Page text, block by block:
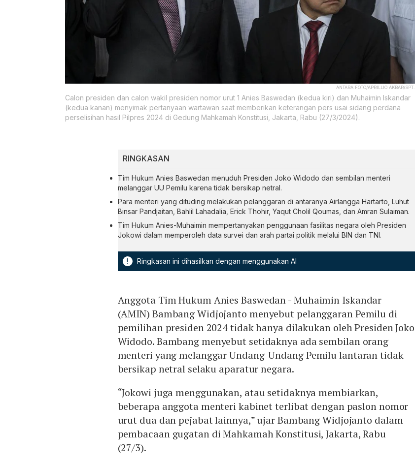
ANTARA FOTO/APRILLIO AKBAR/SPT.
Calon presiden dan calon wakil presiden nomor urut 1 Anies Baswedan (kedua kiri) dan Muhaimin Iskandar
(kedua kanan) menyimak pertanyaan wartawan saat memberikan keterangan pers usai sidang perdana
perselisihan hasil Pilpres 2024 di Gedung Mahkamah Konstitusi, Jakarta, Rabu (27/3/2024).
RINGKASAN
Tim Hukum Anies Baswedan menuduh Presiden Joko Widodo dan sembilan menteri
melanggar UU Pemilu karena tidak bersikap netral.
Para menteri yang dituding melakukan pelanggaran di antaranya Airlangga Hartarto, Luhut
Binsar Pandjaitan, Bahlil Lahadalia, Erick Thohir, Yaqut Cholil Qoumas, dan Amran Sulaiman.
Tim Hukum Anies-Muhaimin mempertanyakan penggunaan fasilitas negara oleh Presiden
Jokowi dalam memperoleh data survei dan arah partai politik melalui BIN dan TNI.
! Ringkasan ini dihasilkan dengan menggunakan AI
Anggota Tim Hukum Anies Baswedan - Muhaimin Iskandar
(AMIN) Bambang Widjojanto menyebut pelanggaran Pemilu di
pemilihan presiden 2024 tidak hanya dilakukan oleh Presiden Joko
Widodo. Bambang menyebut setidaknya ada sembilan orang
menteri yang melanggar Undang-Undang Pemilu lantaran tidak
bersikap netral selaku aparatur negara.
“Jokowi juga menggunakan, atau setidaknya membiarkan,
beberapa anggota menteri kabinet terlibat dengan paslon nomor
urut dua dan pejabat lainnya,” ujar Bambang Widjojanto dalam
pembacaan gugatan di Mahkamah Konstitusi, Jakarta, Rabu
(27/3).